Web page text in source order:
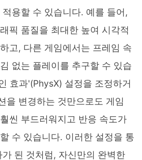
용할 수 있습니다. 예를 들어,
픽 품질을 최대한 높여 시각적
고, 다른 게임에서는 프레임 속
없는 플레이를 추구할 수 있습
효과'(PhysX) 설정을 조정하거
을 변경하는 것만으로도 게임
씬 부드러워지고 반응 속도가
수 있습니다. 이러한 설정을 통
된 것처럼, 자신만의 완벽한